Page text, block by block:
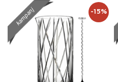
kampanj -15%